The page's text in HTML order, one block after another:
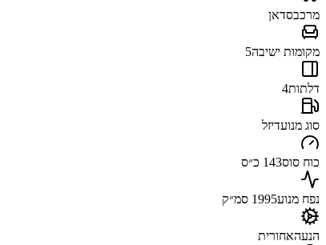
מרכבסדאן
מקומות ישיבה5
דלתות4
סוג מנועדיזל
כוח סוס143 כ״ס
נפח מנוע1995 סמ״ק
הנעהאחורית